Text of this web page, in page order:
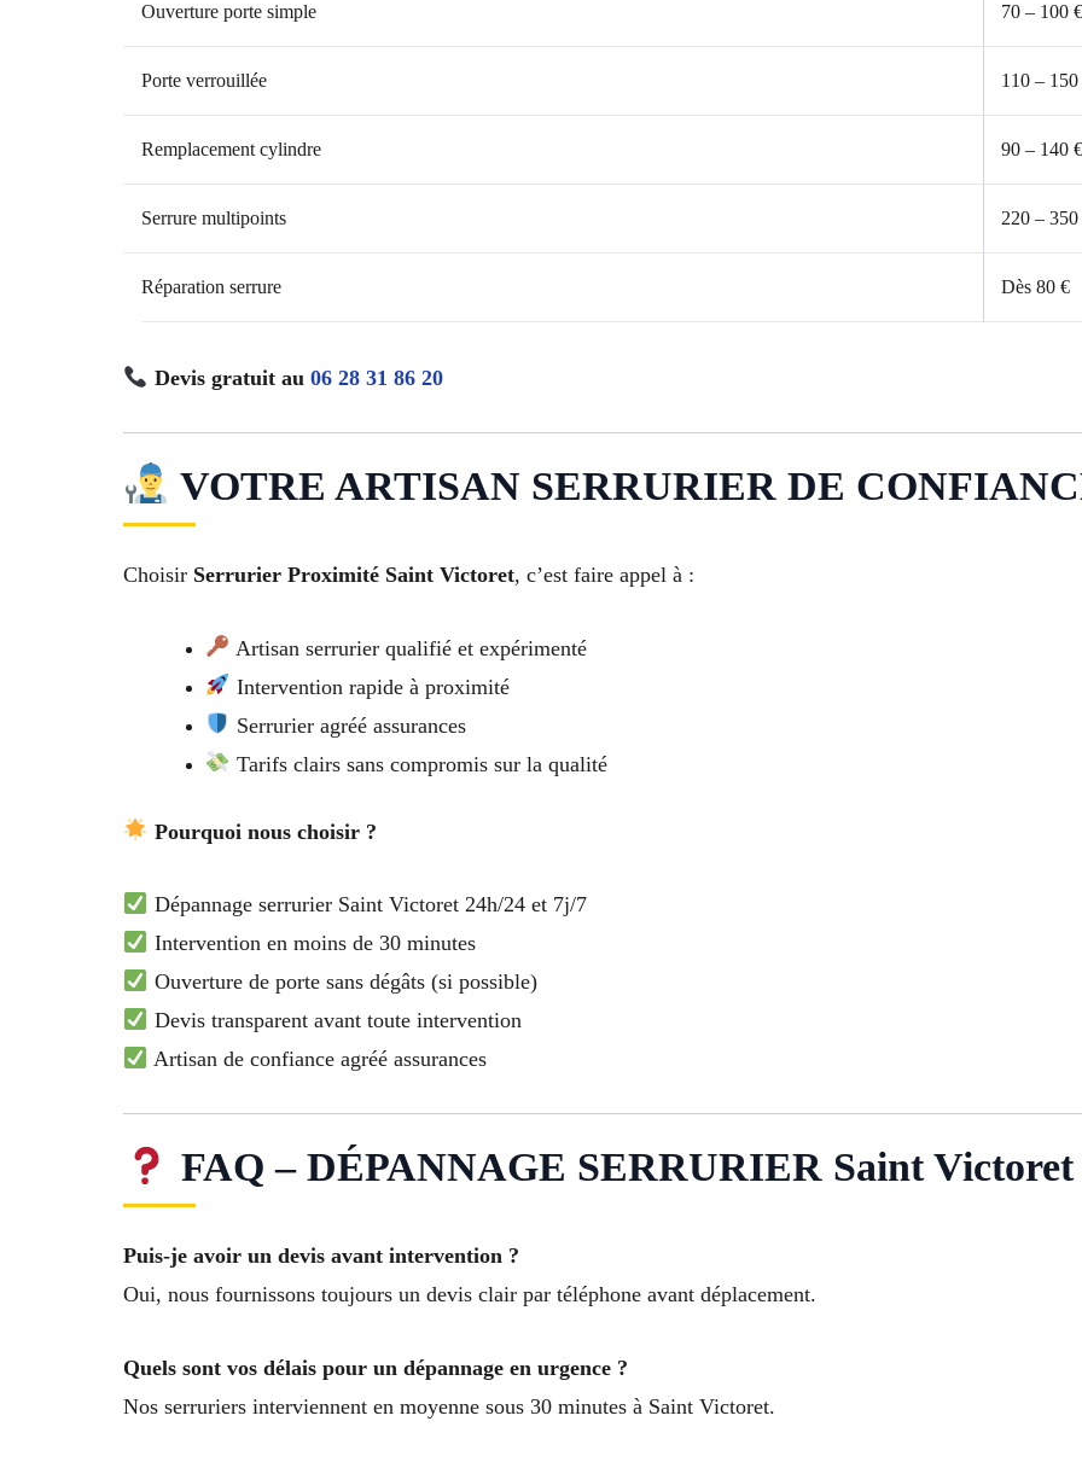
Ouverture porte simple 70 – 100 €
Porte verrouillée 110 – 150
Remplacement cylindre 90 – 140 €
Serrure multipoints 220 – 350
Réparation serrure Dès 80 €
Devis gratuit au 06 28 31 86 20
VOTRE ARTISAN SERRURIER DE
Choisir Serrurier Proximité Saint Victoret, c’est faire appel à :
Artisan serrurier qualifié et expérimenté
Intervention rapide à proximité
Serrurier agréé assurances
Tarifs clairs sans compromis sur la qualité
Pourquoi nous choisir ?
Dépannage serrurier Saint Victoret 24h/24 et 7j/7
Intervention en moins de 30 minutes
Ouverture de porte sans dégâts (si possible)
Devis transparent avant toute intervention
Artisan de confiance agréé assurances
FAQ – DÉPANNAGE SERRURIER Saint Victoret
Puis-je avoir un devis avant intervention ?
Oui, nous fournissons toujours un devis clair par téléphone avant déplacement.
Quels sont vos délais pour un dépannage en urgence ?
Nos serruriers interviennent en moyenne sous 30 minutes à Saint Victoret.